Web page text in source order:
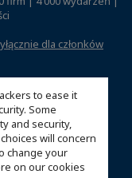
to ease it
Some
and security,
will concern
change your
on our cookies
dla członków